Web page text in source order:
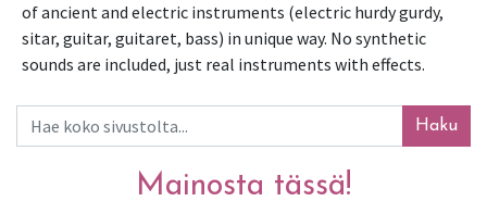
of ancient and electric instruments (electric hurdy gurdy,
sitar, guitar, guitaret, bass) in unique way. No synthetic
sounds are included, just real instruments with effects.
Haku
Mainosta tässä!